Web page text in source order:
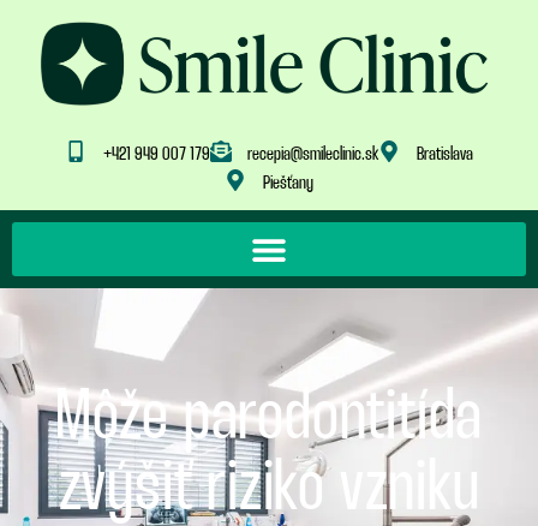
+421 949 007 179 recepia@smileclinic.sk
Bratislava
Piešťany
Môže parodontitída
zvýšiť riziko vzniku